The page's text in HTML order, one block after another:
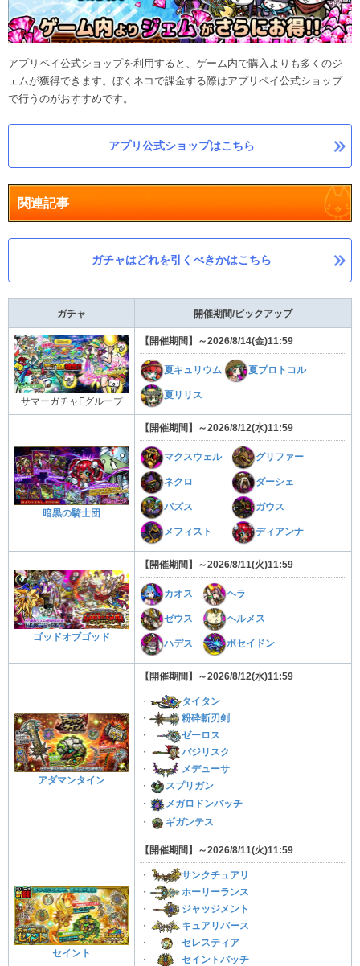
アプリペイ公式ショップを利用すると、ゲーム内で購入よりも多くのジ
ェムが獲得できます。ぼくネコで課金する際はアプリペイ公式ショップ
で行うのがおすすめです。
アプリ公式ショップはこちら
関連記事
ガチャはどれを引くべきかはこちら
ガチャ 開催期間/ピックアップ
サマーガチャFグループ
【開催期間】～2026/8/14(金)11:59
夏キュリウム 夏プロトコル
夏リリス
暗黒の騎士団
【開催期間】～2026/8/12(水)11:59
マクスウェル グリファー
ネクロ ダーシェ
パズス ガウス
メフィスト ディアンナ
ゴッドオブゴッド
【開催期間】～2026/8/11(火)11:59
カオス ヘラ
ゼウス ヘルメス
ハデス ポセイドン
アダマンタイン
【開催期間】～2026/8/12(水)11:59
・
タイタン
・
粉砕斬刃剣
・
ゼーロス
・
バジリスク
・
メデューサ
・
スプリガン
・
メガロドンバッチ
・
ギガンテス
セイント
【開催期間】～2026/8/11(火)11:59
・
サンクチュアリ
・
ホーリーランス
・
ジャッジメント
・
キュアリバース
・
セレスティア
・
セイントバッチ